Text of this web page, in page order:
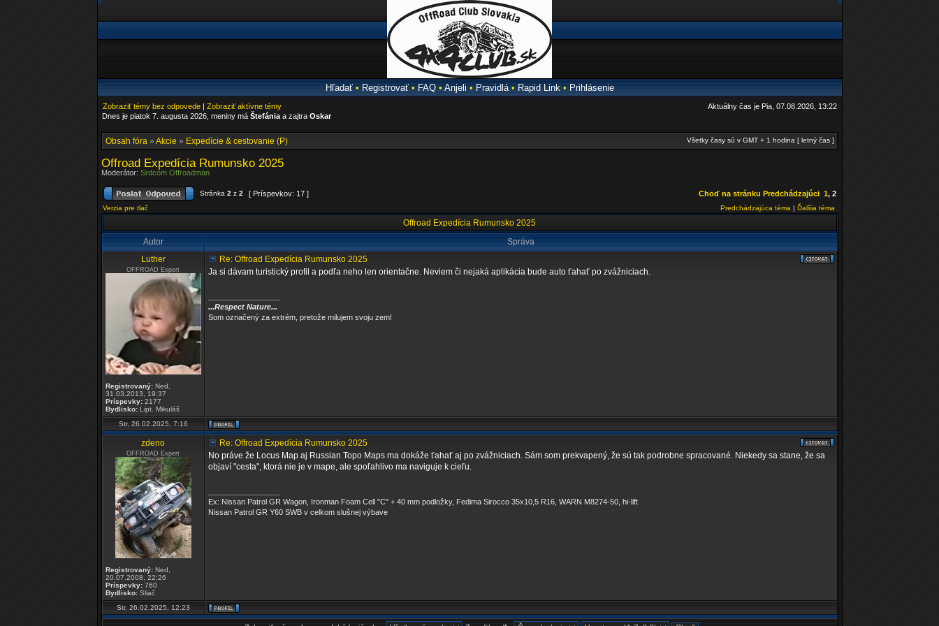
Hľadať• Registrovať• FAQ• Anjeli • Pravidlá• Rapid Link • Prihlásenie
Zobraziť témy bez odpovede| Zobraziť aktívne témy
Aktuálny čas je Pia, 07.08.2026, 13:22
Dnes je piatok 7. augusta 2026, meniny má Štefániaa zajtra Oskar
Obsah fóra» Akcie » Expedície & cestovanie (P) Všetky časy sú v GMT + 1 hodina [ letný čas ]
Offroad Expedícia Rumunsko 2025
Moderátor: Srdcom Offroadman
Stránka 2 z 2 [ Príspevkov: 17 ] Choď na stránku Predchádzajúci 1, 2
Verzia pre tlač Predchádzajúca téma | Ďalšia téma
Offroad Expedícia Rumunsko 2025
Autor
Správa
Luther
OFFROAD Expert
Registrovaný:Ned,
31.03.2013, 19:37
Príspevky:2177
Bydlisko:Lipt. Mikuláš
Re: Offroad Expedícia Rumunsko 2025
Ja si dávam turistický profil a podľa neho len orientačne. Neviem či nejaká aplikácia bude auto ťahať po zvážniciach.
...Respect Nature...
Som označený za extrém, pretože milujem svoju zem!
Str, 26.02.2025, 7:16
zdeno
OFFROAD Expert
Registrovaný:Ned,
20.07.2008, 22:26
Príspevky:760
Bydlisko:Sliač
Re: Offroad Expedícia Rumunsko 2025
No práve že Locus Map aj Russian Topo Maps ma dokáže ťahať aj po zvážniciach. Sám som prekvapený, že sú tak podrobne spracované. Niekedy sa stane, že sa
objaví "cesta", ktorá nie je v mape, ale spoľahlivo ma naviguje k cieľu.
Ex: Nissan Patrol GR Wagon, Ironman Foam Cell "C" + 40 mm podložky, Fedima Sirocco 35x10,5 R16, WARN M8274-50, hi-lift
Nissan Patrol GR Y60 SWB v celkom slušnej výbave
Str, 26.02.2025, 12:23